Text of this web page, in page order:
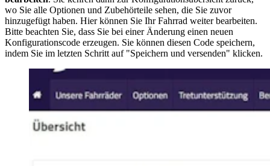
wo Sie alle Optionen und Zubehörteile sehen, die Sie zuvor
hinzugefügt haben. Hier können Sie Ihr Fahrrad weiter bearbeiten.
Bitte beachten Sie, dass Sie bei einer Änderung einen neuen
Konfigurationscode erzeugen. Sie können diesen Code speichern,
indem Sie im letzten Schritt auf "Speichern und versenden" klicken.